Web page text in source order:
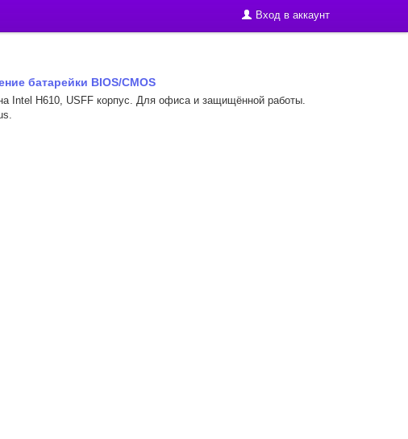
Вход в аккаунт
батарейки BIOS/CMOS
Intel H610, USFF корпус. Для офиса и защищённой работы.